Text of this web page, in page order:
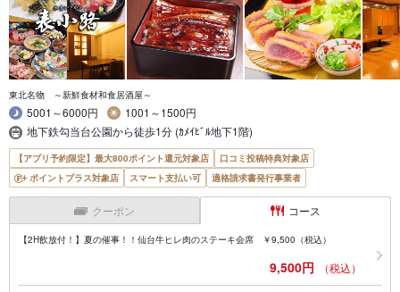
東北名物 ～新鮮食材和食居酒屋～
5001～6000円
1001～1500円
地下鉄勾当台公園から徒歩1分 (ｶﾒｲﾋﾞﾙ地下1階)
【アプリ予約限定】最大800ポイント還元対象店
口コミ投稿特典対象店
ポイントプラス対象店
スマート支払い可 適格請求書発行事業者
クーポン コース
【2H飲放付！】夏の催事！！仙台牛ヒレ肉のステーキ会席 ￥9,500（税込）
9,500円 （税込）